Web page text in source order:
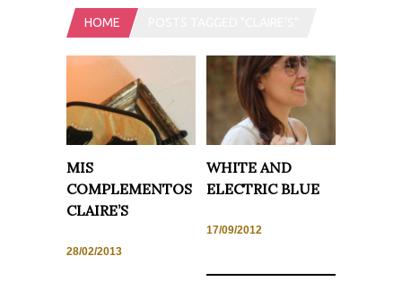
HOME
MIS
COMPLEMENTOS
CLAIRE’S
28/02/2013
WHITE AND
ELECTRIC BLUE
17/09/2012